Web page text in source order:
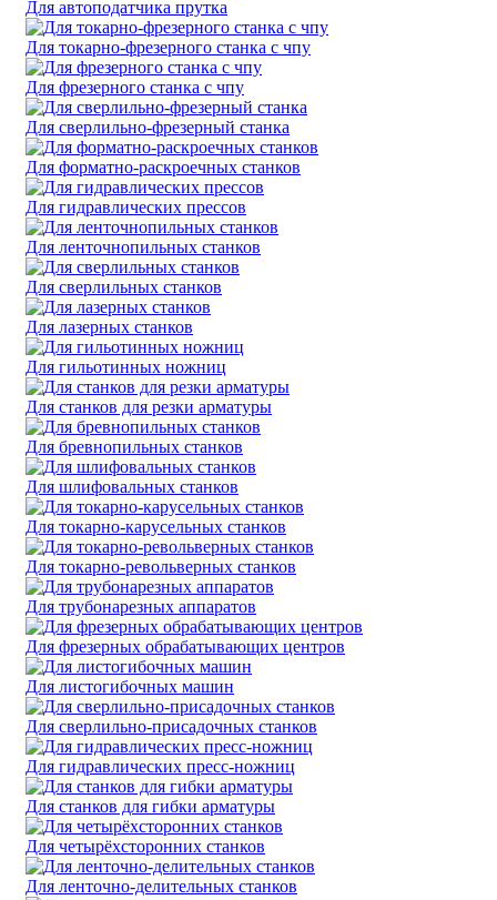
Для автоподатчика прутка
Для токарно-фрезерного станка с чпу
Для фрезерного станка с чпу
Для сверлильно-фрезерный станка
Для форматно-раскроечных станков
Для гидравлических прессов
Для ленточнопильных станков
Для сверлильных станков
Для лазерных станков
Для гильотинных ножниц
Для станков для резки арматуры
Для бревнопильных станков
Для шлифовальных станков
Для токарно-карусельных станков
Для токарно-револьверных станков
Для трубонарезных аппаратов
Для фрезерных обрабатывающих центров
Для листогибочных машин
Для сверлильно-присадочных станков
Для гидравлических пресс-ножниц
Для станков для гибки арматуры
Для четырёхсторонних станков
Для ленточно-делительных станков